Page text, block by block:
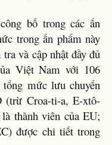
bố trong các ấn
trong ấn phẩm này
và cập nhật đầy đủ
Việt Nam với 106
mức lưu chuyển
(trừ Croa-ti-a, E-xtô-
thành viên của EU;
được chi tiết trong